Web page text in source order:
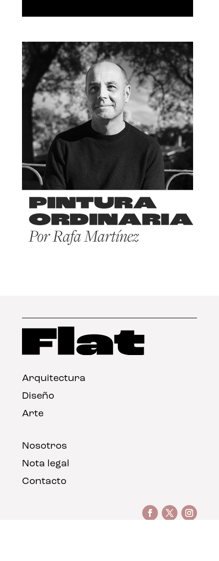
Arquitectura
Diseño
Arte
Nosotros
Nota legal
Contacto